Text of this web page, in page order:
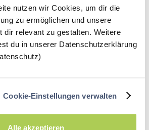
nutzen wir Cookies, um dir die
zu ermöglichen und unsere
dir relevant zu gestalten. Weitere
du in unserer Datenschutzerklärung
Cookie-Einstellungen verwalten
Alle akzeptieren
wir ja nur zehn Köpfe sind, geht
von heute auf morgen, aber bei
ihr euch gewiss sein: Wir sind
cabuu-
haben wir ein Lenovo-